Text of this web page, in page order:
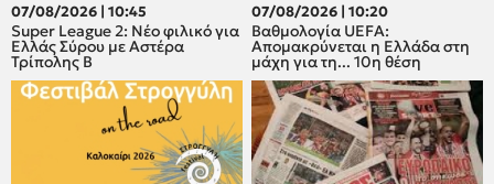
07/08/2026 | 10:45
Super League 2: Νέο φιλικό για
Ελλάς Σύρου με Αστέρα
Τρίπολης Β
07/08/2026 | 10:20
Βαθμολογία UEFA:
Απομακρύνεται η Ελλάδα στη
μάχη για τη... 10η θέση